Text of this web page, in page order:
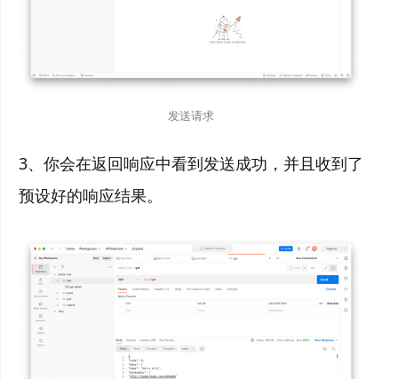
发送请求
3、你会在返回响应中看到发送成功，并且收到了
预设好的响应结果。